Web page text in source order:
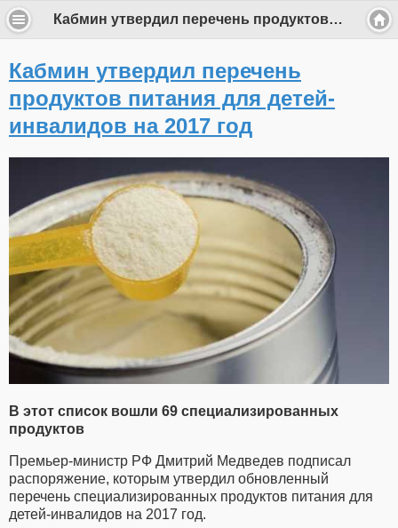
Кабмин утвердил перечень продуктов питания для детей-инвалидов на 2017 год
Кабмин утвердил перечень
продуктов питания для детей-
инвалидов на 2017 год
В этот список вошли 69 специализированных
продуктов
Премьер-министр РФ Дмитрий Медведев подписал
распоряжение, которым утвердил обновленный
перечень специализированных продуктов питания для
детей-инвалидов на 2017 год.